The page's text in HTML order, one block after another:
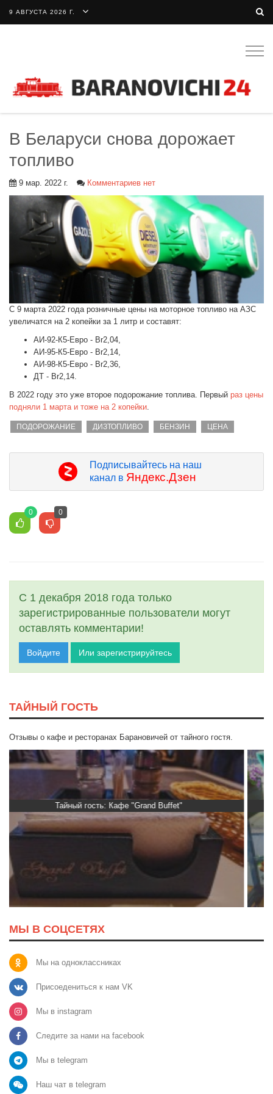
9 АВГУСТА 2026 Г.
В Беларуси снова дорожает
топливо
9 мар. 2022 г. Комментариев нет
С 9 марта 2022 года розничные цены на моторное топливо на АЗС
увеличатся на 2 копейки за 1 литр и составят:
АИ-92-К5-Евро - Br2,04,
АИ-95-К5-Евро - Br2,14,
АИ-98-К5-Евро - Br2,36,
ДТ - Br2,14.
В 2022 году это уже второе подорожание топлива. Первый раз цены
подняли 1 марта и тоже на 2 копейки.
ПОДОРОЖАНИЕ ДИЗТОПЛИВО БЕНЗИН ЦЕНА
Подписывайтесь на наш
канал в Яндекс.Дзен
0 0
С 1 декабря 2018 года только
зарегистрированные пользователи могут
оставлять комментарии!
Войдите Или зарегистрируйтесь
ТАЙНЫЙ ГОСТЬ
Отзывы о кафе и ресторанах Барановичей от тайного гостя.
Тайный гость: Гастропаб “Drova”
МЫ В СОЦСЕТЯХ
Мы на одноклассниках
Присоедениться к нам VK
Мы в instagram
Следите за нами на facebook
Мы в telegram
Наш чат в telegram